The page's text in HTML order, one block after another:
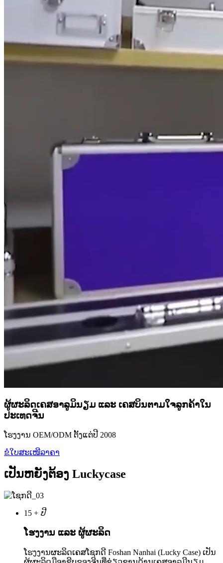
ຜູ້ຜະລິດເຄສອາລູມິນຽມ ແລະ ເຄສບິນຕາມໃຈລູກຄ້າໃນ
ປະເທດຈີນ
ໂຮງງານ OEM/ODM ຕັ້ງແຕ່ປີ 2008
ຂໍໃບສະເໜີລາຄາ
ເປັນຫຍັງຕ້ອງ Luckycase
15 + ປີ
ໂຮງງານ ແລະ ຜູ້ຜະລິດ
ໂຮງງານຜະລິດເຄສໂຊກດີ Foshan Nanhai (Lucky Case) ເປັນ